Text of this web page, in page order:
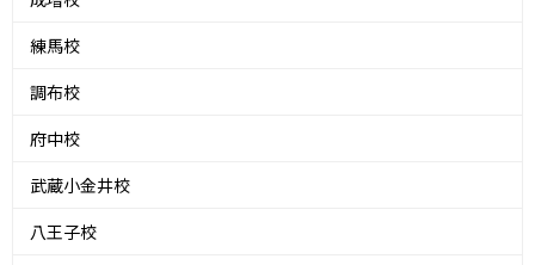
練馬校
調布校
府中校
武蔵小金井校
八王子校